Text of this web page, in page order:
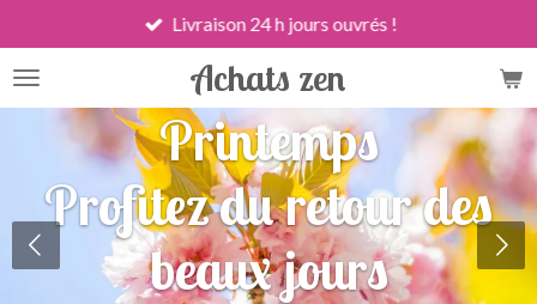
au
contenu
principal
Achats zen
Livraison 24 h jours ouvrés !
Printemps
Profitez du retour des
beaux jours